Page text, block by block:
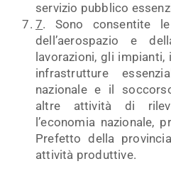
servizio pubblico
7. Sono consentite
dell’aerospazio e
lavorazioni, gli
infrastrutture
nazionale e il
altre attività di
l’economia nazionale,
Prefetto della
attività produttive.